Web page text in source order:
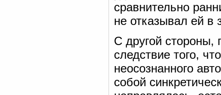
сравнительно
не отказывал ей в
С другой стороны,
следствие того,
неосознанного
собой